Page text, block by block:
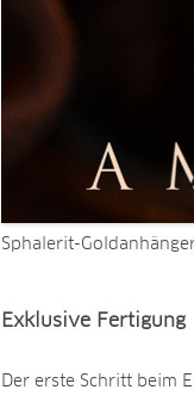
Sphalerit-
Exklusive Fertigung
Der erste Schritt beim